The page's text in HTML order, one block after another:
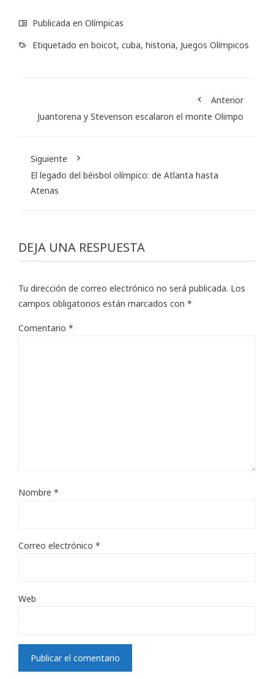
Publicada en Olímpicas
Etiquetado en boicot, cuba, historia, Juegos Olímpicos
Anterior
Juantorena y Stevenson escalaron el monte Olimpo
Siguiente
El legado del béisbol olímpico: de Atlanta hasta
Atenas
DEJA UNA RESPUESTA
Tu dirección de correo electrónico no será publicada. Los
campos obligatorios están marcados con *
Comentario *
Nombre *
Correo electrónico *
Web